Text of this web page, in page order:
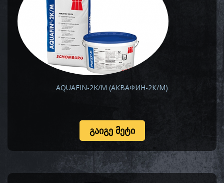
AQUAFIN-2K/M (АКВАФИН-2К/М)
ᲒᲐᲘᲒᲔ ᲛᲔᲢᲘ